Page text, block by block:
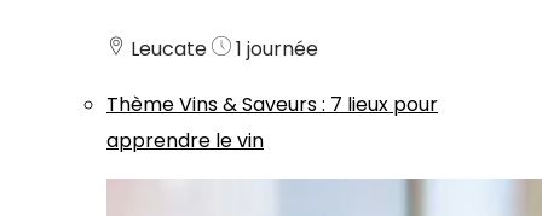
Leucate
1 journée
ThèmeVins & Saveurs: 7 lieux pour
apprendre le vin